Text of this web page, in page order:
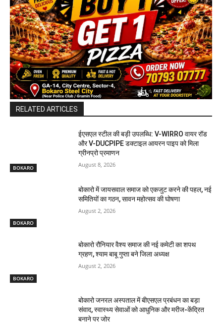
RELATED ARTICLES
BOKARO
ईएसएल स्टील की बड़ी उपलब्धि: V-WIRRO वायर रॉड
और V-DUCPIPE डक्टाइल आयरन पाइप को मिला
ग्रीनप्रो प्रमाणन
August 8, 2026
BOKARO
बोकारो में जायसवाल समाज को एकजुट करने की पहल, नई
समितियों का गठन, सावन महोत्सव की घोषणा
August 2, 2026
BOKARO
बोकारो रौनियार वैश्य समाज की नई कमेटी का शपथ
ग्रहण, श्याम बाबू गुप्ता बने जिला अध्यक्ष
August 2, 2026
बोकारो जनरल अस्पताल में बीएसएल प्रबंधन का बड़ा
संवाद, स्वास्थ्य सेवाओं को आधुनिक और मरीज-केंद्रित
बनाने पर जोर